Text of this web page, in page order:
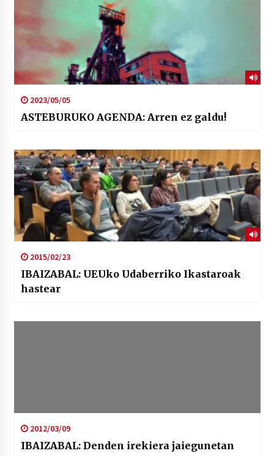
2023/05/05
ASTEBURUKO AGENDA: Arren ez galdu!
2015/02/23
IBAIZABAL: UEUko Udaberriko Ikastaroak
hastear
2012/03/09
IBAIZABAL: Denden irekiera jaiegunetan